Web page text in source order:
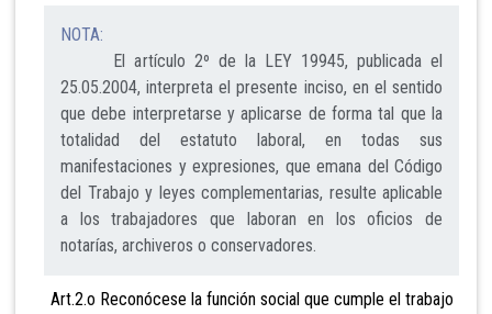
NOTA:
El artículo 2º de la LEY 19945, publicada el
25.05.2004, interpreta el presente inciso, en el sentido
que debe interpretarse y aplicarse de forma tal que la
totalidad del estatuto laboral, en todas sus
manifestaciones y expresiones, que emana del Código
del Trabajo y leyes complementarias, resulte aplicable
a los trabajadores que laboran en los oficios de
notarías, archiveros o conservadores.
Art.2.o Reconócese la función social que cumple el trabajo